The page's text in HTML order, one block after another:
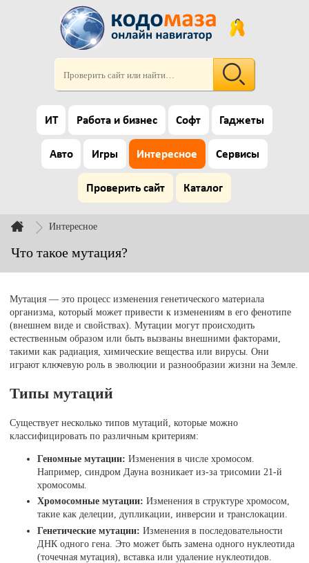
ИТ Работа и бизнес Софт Гаджеты
Авто Игры Интересное Сервисы
Проверить сайт Каталог
Интересное
Что такое мутация?
Мутация — это процесс изменения генетического материала
организма, который может привести к изменениям в его фенотипе
(внешнем виде и свойствах). Мутации могут происходить
естественным образом или быть вызваны внешними факторами,
такими как радиация, химические вещества или вирусы. Они
играют ключевую роль в эволюции и разнообразии жизни на Земле.
Типы мутаций
Существует несколько типов мутаций, которые можно
классифицировать по различным критериям:
Геномные мутации: Изменения в числе хромосом.
Например, синдром Дауна возникает из-за трисомии 21-й
хромосомы.
Хромосомные мутации: Изменения в структуре хромосом,
такие как делеции, дупликации, инверсии и транслокации.
Генетические мутации: Изменения в последовательности
ДНК одного гена. Это может быть замена одного нуклеотида
(точечная мутация), вставка или удаление нуклеотидов.